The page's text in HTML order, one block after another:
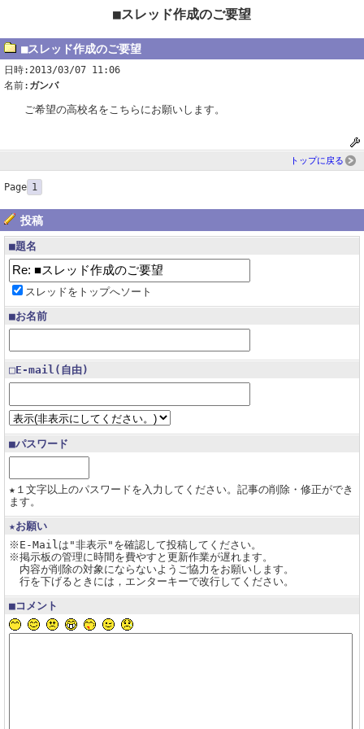
■スレッド作成のご要望
■スレッド作成のご要望
日時:2013/03/07 11:06
名前: ガンバ
ご希望の高校名をこちらにお願いします。
トップに戻る
Page 1
投稿
■題名
スレッドをトップへソート
■お名前
□E-mail(自由)
■パスワード
★１文字以上のパスワードを入力してください。記事の削除・修正ができ
ます。
★お願い
※E-Mailは"非表示"を確認して投稿してください。
※掲示板の管理に時間を費やすと更新作業が遅れます。
内容が削除の対象にならないようご協力をお願いします。
行を下げるときには，エンターキーで改行してください。
■コメント